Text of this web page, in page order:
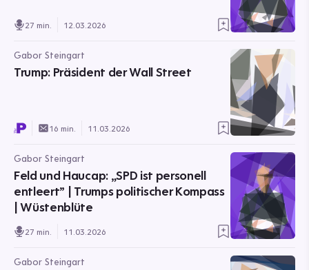
27 min. 12.03.2026
Gabor Steingart
Trump: Präsident der Wall Street
16 min. 11.03.2026
Gabor Steingart
Feld und Haucap: „SPD ist personell
entleert” | Trumps politischer Kompass
| Wüstenblüte
27 min. 11.03.2026
Gabor Steingart